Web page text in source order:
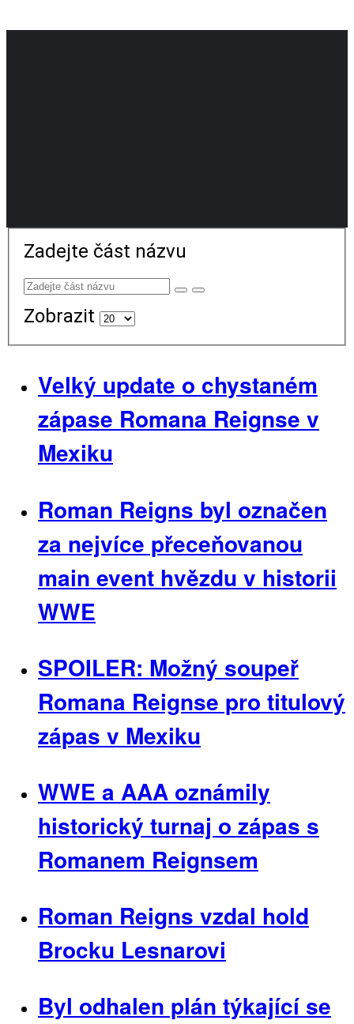
Zadejte část názvu
Zobrazit
Velký update o chystaném
zápase Romana Reignse v
Mexiku
Roman Reigns byl označen
za nejvíce přeceňovanou
main event hvězdu v historii
WWE
SPOILER: Možný soupeř
Romana Reignse pro titulový
zápas v Mexiku
WWE a AAA oznámily
historický turnaj o zápas s
Romanem Reignsem
Roman Reigns vzdal hold
Brocku Lesnarovi
Byl odhalen plán týkající se